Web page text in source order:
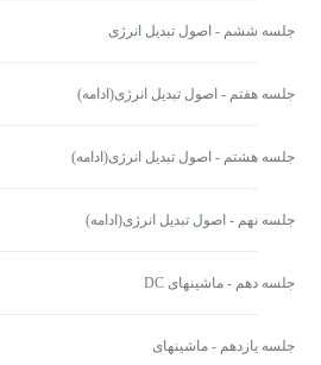
جلسه ششم - اصول تبدیل انرژی
جلسه هفتم - اصول تبدیل انرژی(ادامه)
جلسه هشتم - اصول تبدیل انرژی(ادامه)
جلسه نهم - اصول تبدیل انرژی(ادامه)
جلسه دهم - ماشینهای DC
جلسه یازدهم - ماشینهای